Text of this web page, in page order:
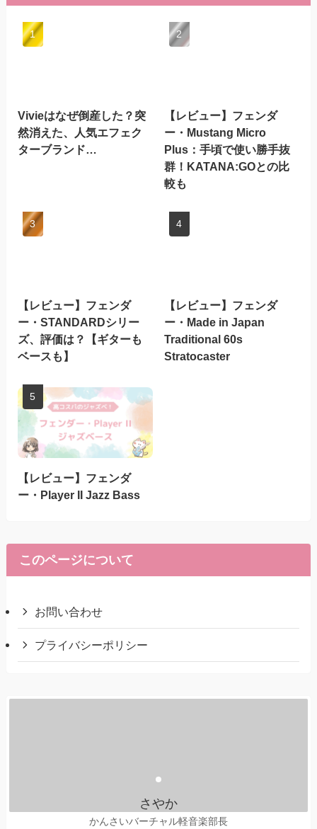
Vivieはなぜ倒産した？突
然消えた、人気エフェク
ターブランド…
【レビュー】フェンダ
ー・Mustang Micro
Plus：手頃で使い勝手抜
群！KATANA:GOとの比
較も
【レビュー】フェンダ
ー・STANDARDシリー
ズ、評価は？【ギターも
ベースも】
【レビュー】フェンダ
ー・Made in Japan
Traditional 60s
Stratocaster
【レビュー】フェンダ
ー・Player II Jazz Bass
このページについて
お問い合わせ
プライバシーポリシー
さやか
かんさいバーチャル軽音楽部長